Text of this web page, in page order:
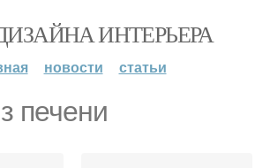
ИНТЕРЬЕРА
новости статьи
печени